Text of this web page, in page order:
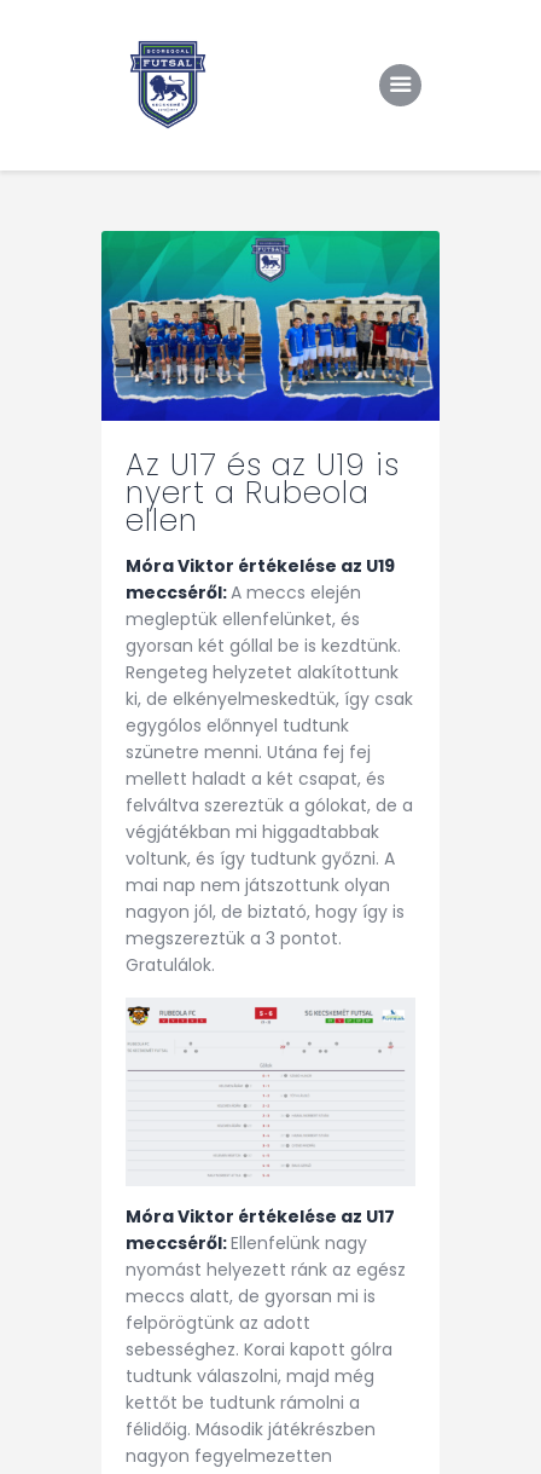
Rólunk/TAO
Eredmények, csapat
Hírek
Kapcsolat
Az U17 és az U19 is
nyert a Rubeola
ellen
Móra Viktor értékelése az U19
meccséről:A meccs elején
megleptük ellenfelünket, és
gyorsan két góllal be is kezdtünk.
Rengeteg helyzetet alakítottunk
ki, de elkényelmeskedtük, így csak
egygólos előnnyel tudtunk
szünetre menni. Utána fej fej
mellett haladt a két csapat, és
felváltva szereztük a gólokat, de a
végjátékban mi higgadtabbak
voltunk, és így tudtunk győzni. A
mai nap nem játszottunk olyan
nagyon jól, de biztató, hogy így is
megszereztük a 3 pontot.
Gratulálok.
Móra Viktor értékelése az U17
meccséről:Ellenfelünk nagy
nyomást helyezett ránk az egész
meccs alatt, de gyorsan mi is
felpörögtünk az adott
sebességhez. Korai kapott gólra
tudtunk válaszolni, majd még
kettőt be tudtunk rámolni a
félidőig. Második játékrészben
nagyon fegyelmezetten